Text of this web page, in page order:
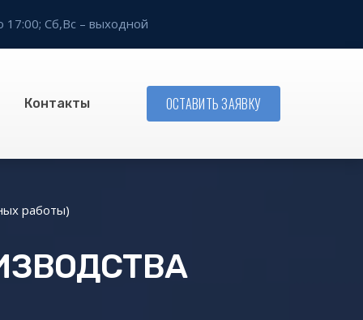
17:00; Сб,Вс – выходной
Контакты ОСТАВИТЬ ЗАЯВКУ
работы)